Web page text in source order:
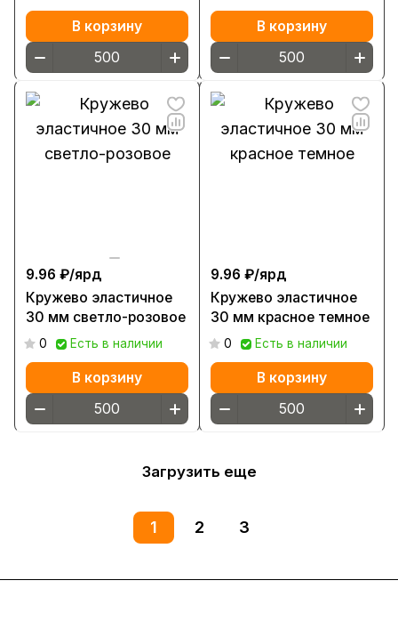
В корзину В корзину
9.96 ₽/ярд
Кружево эластичное
30 мм светло-розовое
0 Есть в наличии
В корзину
9.96 ₽/ярд
Кружево эластичное
30 мм красное темное
0 Есть в наличии
В корзину
Загрузить еще
1 2 3